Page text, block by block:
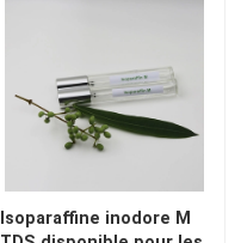
Isoparaffine inodore M